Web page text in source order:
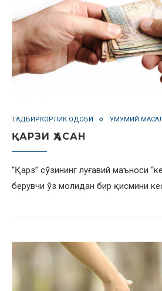
ТАДБИРКОРЛИК ОДОБИ УМУМИЙ
ҚАРЗИ ҲАСАН
“Қарз” сўзининг луғавий маъноси
берувчи ўз молидан бир қисмини